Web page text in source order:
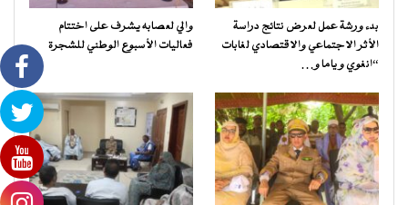
بدء ورشة عمل لعرض نتائج دراسة
الأثر الاجتماعي والاقتصادي لغابات
“انغوي و ياما و…
والي لعصابه يشرف على اختتام
فعاليات الأسبوع الوطني للشجرة